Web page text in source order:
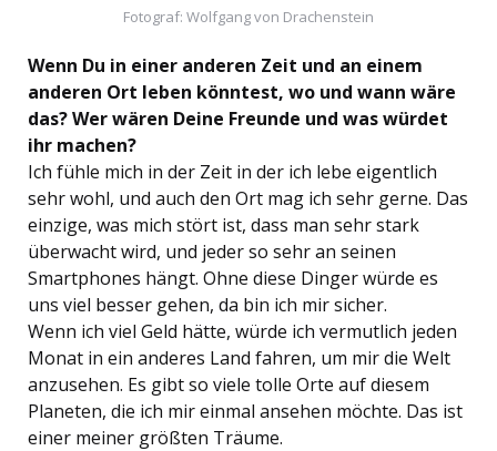
Fotograf: Wolfgang von Drachenstein
Wenn Du in einer anderen Zeit und an einem
anderen Ort leben könntest, wo und wann wäre
das? Wer wären Deine Freunde und was würdet
ihr machen?
Ich fühle mich in der Zeit in der ich lebe eigentlich
sehr wohl, und auch den Ort mag ich sehr gerne. Das
einzige, was mich stört ist, dass man sehr stark
überwacht wird, und jeder so sehr an seinen
Smartphones hängt. Ohne diese Dinger würde es
uns viel besser gehen, da bin ich mir sicher.
Wenn ich viel Geld hätte, würde ich vermutlich jeden
Monat in ein anderes Land fahren, um mir die Welt
anzusehen. Es gibt so viele tolle Orte auf diesem
Planeten, die ich mir einmal ansehen möchte. Das ist
einer meiner größten Träume.